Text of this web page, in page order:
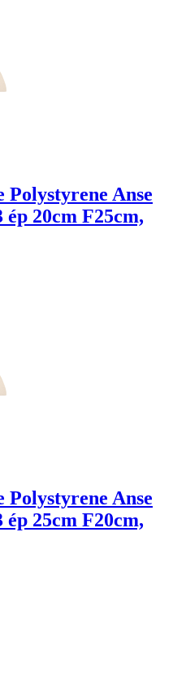
Anse
20cm F25cm,
Anse
25cm F20cm,